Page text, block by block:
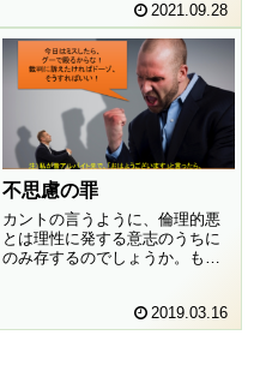
か。というのも挑戦することが
「勇気」と言われる場合もあれ
ば、反対に、引き下がることを
「勇気」と表現することもある
ためです。つまり、いかように
も解釈できてしまうためです。
はたして「勇気を持て」と言う
ことにどれだけの意味があるの
でしょうか。
2021.09.28
不思慮の罪
カントの言うように、倫理的悪
とは理性に発する意志のうちに
のみ存するのでしょうか。もし
不思慮のうちにも認められるの
でしょうか。アイヒマンの生き
2019.03.16